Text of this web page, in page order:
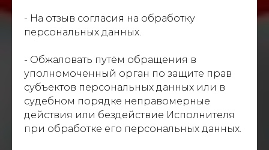
- На отзыв согласия на обработку
персональных данных.
- Обжаловать путём обращения в
уполномоченный орган по защите прав
субъектов персональных данных или в
судебном порядке неправомерные
действия или бездействие Исполнителя
при обработке его персональных данных.